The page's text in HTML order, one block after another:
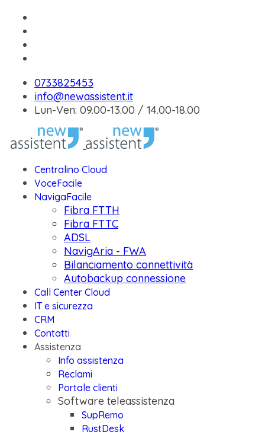
0733825453
info@newassistent.it
Lun-Ven: 09.00-13.00 / 14.00-18.00
Centralino Cloud
VoceFacile
NavigaFacile
Fibra FTTH
Fibra FTTC
ADSL
NavigAria - FWA
Bilanciamento connettività
Autobackup connessione
Call Center Cloud
IT e sicurezza
CRM
Contatti
Assistenza
Info assistenza
Reclami
Portale clienti
Software teleassistenza
SupRemo
RustDesk